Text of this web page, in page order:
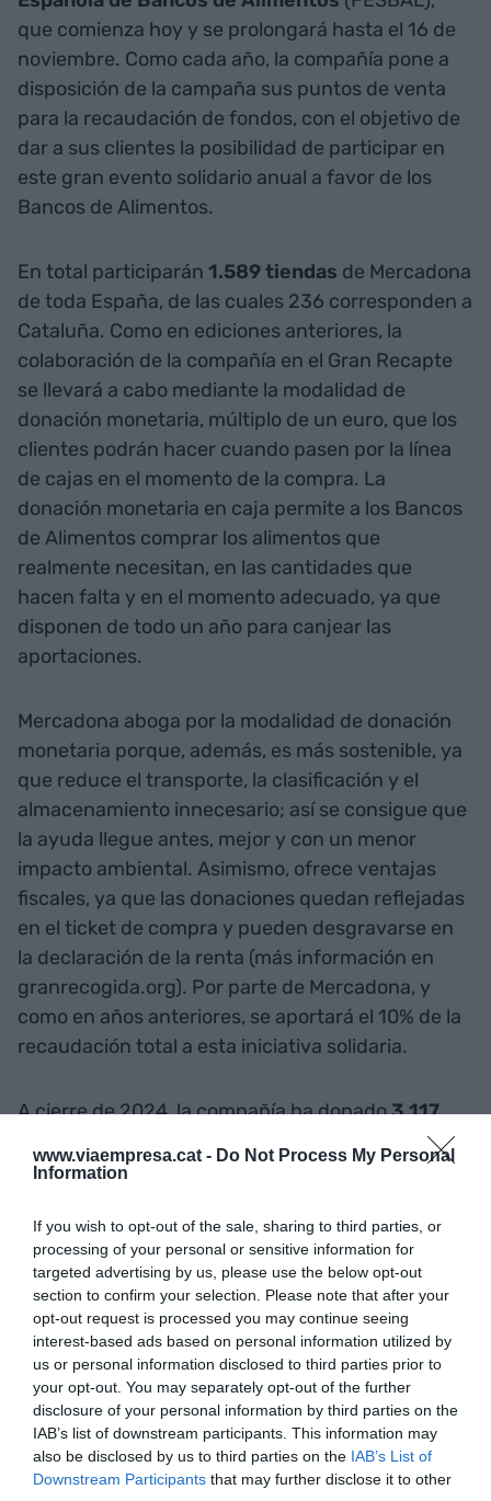
www.viaempresa.cat - Do Not Process My Personal
Information
If you wish to opt-out of the sale, sharing to third parties, or
processing of your personal or sensitive information for
targeted advertising by us, please use the below opt-out
section to confirm your selection. Please note that after your
opt-out request is processed you may continue seeing
interest-based ads based on personal information utilized by
us or personal information disclosed to third parties prior to
your opt-out. You may separately opt-out of the further
disclosure of your personal information by third parties on the
IAB’s list of downstream participants. This information may
also be disclosed by us to third parties on the IAB’s List of
Downstream Participants that may further disclose it to other
que comienza hoy y se prolongará hasta el 16 de
noviembre. Como cada año, la compañía pone a
disposición de la campaña sus puntos de venta
para la recaudación de fondos, con el objetivo de
dar a sus clientes la posibilidad de participar en
este gran evento solidario anual a favor de los
Bancos de Alimentos.
En total participarán 1.589 tiendas de Mercadona
de toda España, de las cuales 236 corresponden a
Cataluña. Como en ediciones anteriores, la
colaboración de la compañía en el Gran Recapte
se llevará a cabo mediante la modalidad de
donación monetaria, múltiplo de un euro, que los
clientes podrán hacer cuando pasen por la línea
de cajas en el momento de la compra. La
donación monetaria en caja permite a los Bancos
de Alimentos comprar los alimentos que
realmente necesitan, en las cantidades que
hacen falta y en el momento adecuado, ya que
disponen de todo un año para canjear las
aportaciones.
Mercadona aboga por la modalidad de donación
monetaria porque, además, es más sostenible, ya
que reduce el transporte, la clasificación y el
almacenamiento innecesario; así se consigue que
la ayuda llegue antes, mejor y con un menor
impacto ambiental. Asimismo, ofrece ventajas
fiscales, ya que las donaciones quedan reflejadas
en el ticket de compra y pueden desgravarse en
la declaración de la renta (más información en
granrecogida.org). Por parte de Mercadona, y
como en años anteriores, se aportará el 10% de la
recaudación total a esta iniciativa solidaria.
A cierre de 2024, la compañía ha donado3.117
de primera
necesidad, de las cuales más de 2.300 toneladas
las comarcas de Barcelona, más de 342 entre las
tarraconenses, y 316 y 150 han ido a las comarcas
de Girona y de Lleida respectivamente, lo que
equivale a 51.956 carritos de la compra.
AñadirVIA Empresacomo fuente preferida
de Google de forma gratuita
Mantente informado con las últimas noticias de
actualidad
ACTIVAR AHORA